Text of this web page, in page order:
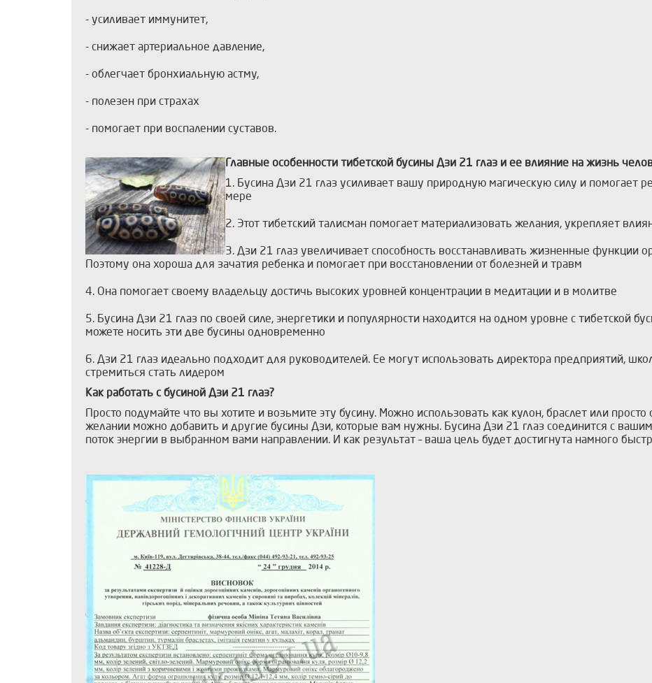
- усиливает иммунитет,
- снижает артериальное давление,
- облегчает бронхиальную астму,
- полезен при страхах
- помогает при воспалении суставов.
Главные особенности тибетской бусины Дзи 21 глаз и ее влияние на жизнь
1. Бусина Дзи 21 глаз усиливает вашу природную магическую силу и помогает
мере
2. Этот тибетский талисман помогает материализовать желания, укрепляет
3. Дзи 21 глаз увеличивает способность восстанавливать жизненные функции
Поэтому она хороша для зачатия ребенка и помогает при восстановлении от болезней и травм
4. Она помогает своему владельцу достичь высоких уровней концентрации в медитации и в молитве
5. Бусина Дзи 21 глаз по своей силе, энергетики и популярности находится на одном уровне с тибетской
можете носить эти две бусины одновременно
6. Дзи 21 глаз идеально подходит для руководителей. Ее могут использовать директора предприятий,
стремиться стать лидером
Как работать с бусиной Дзи 21 глаз?
Просто подумайте что вы хотите и возьмите эту бусину. Можно использовать как кулон, браслет или
желании можно добавить и другие бусины Дзи, которые вам нужны. Бусина Дзи 21 глаз соединится с
поток энергии в выбранном вами направлении. И как результат – ваша цель будет достигнута намного